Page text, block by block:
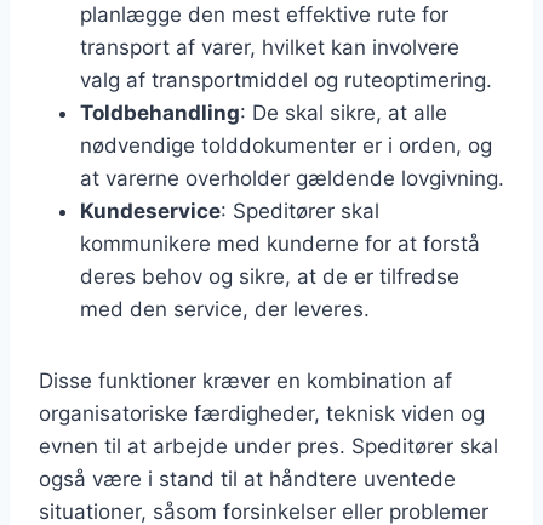
planlægge den mest effektive rute for
transport af varer, hvilket kan involvere
valg af transportmiddel og ruteoptimering.
Toldbehandling: De skal sikre, at alle
nødvendige tolddokumenter er i orden, og
at varerne overholder gældende lovgivning.
Kundeservice: Speditører skal
kommunikere med kunderne for at forstå
deres behov og sikre, at de er tilfredse
med den service, der leveres.
Disse funktioner kræver en kombination af
organisatoriske færdigheder, teknisk viden og
evnen til at arbejde under pres. Speditører skal
også være i stand til at håndtere uventede
situationer, såsom forsinkelser eller problemer